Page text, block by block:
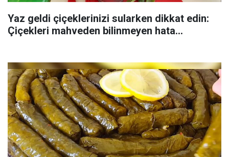
Yaz geldi çiçeklerinizi sularken dikkat edin:
Çiçekleri mahveden bilinmeyen hata...